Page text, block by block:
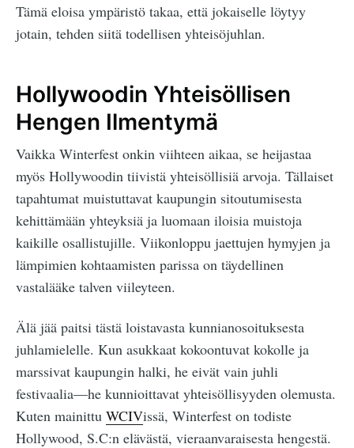
Tämä eloisa ympäristö takaa, että jokaiselle löytyy
jotain, tehden siitä todellisen yhteisöjuhlan.
Hollywoodin Yhteisöllisen
Hengen Ilmentymä
Vaikka Winterfest onkin viihteen aikaa, se heijastaa
myös Hollywoodin tiivistä yhteisöllisiä arvoja. Tällaiset
tapahtumat muistuttavat kaupungin sitoutumisesta
kehittämään yhteyksiä ja luomaan iloisia muistoja
kaikille osallistujille. Viikonloppu jaettujen hymyjen ja
lämpimien kohtaamisten parissa on täydellinen
vastalääke talven viileyteen.
Älä jää paitsi tästä loistavasta kunnianosoituksesta
juhlamielelle. Kun asukkaat kokoontuvat kokolle ja
marssivat kaupungin halki, he eivät vain juhli
festivaalia—he kunnioittavat yhteisöllisyyden olemusta.
Kuten mainittu WCIVissä, Winterfest on todiste
Hollywood, S.C:n elävästä, vieraanvaraisesta hengestä.